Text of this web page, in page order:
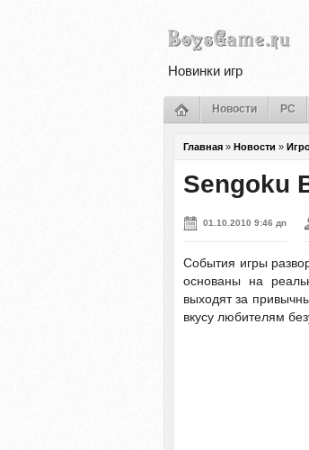
Новинки игр
Новости PC
Главная » Новости »
Sengoku
01.10.2010 9:46 дп
События игры
основаны на
выходят за
вкусу любителям